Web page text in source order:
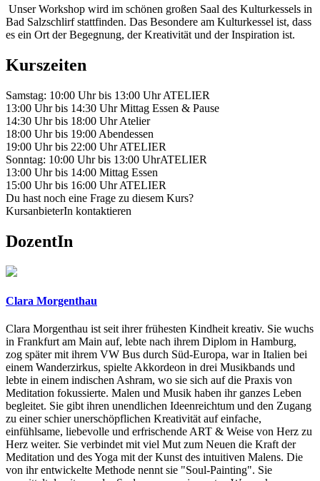
Unser Workshop wird im schönen großen Saal des Kulturkessels in
Bad Salzschlirf stattfinden. Das Besondere am Kulturkessel ist, dass
es ein Ort der Begegnung, der Kreativität und der Inspiration ist.
Kurszeiten
Samstag: 10:00 Uhr bis 13:00 Uhr ATELIER
13:00 Uhr bis 14:30 Uhr Mittag Essen & Pause
14:30 Uhr bis 18:00 Uhr Atelier
18:00 Uhr bis 19:00 Abendessen
19:00 Uhr bis 22:00 Uhr ATELIER
Sonntag: 10:00 Uhr bis 13:00 UhrATELIER
13:00 Uhr bis 14:00 Mittag Essen
15:00 Uhr bis 16:00 Uhr ATELIER
Du hast noch eine Frage zu diesem Kurs?
KursanbieterIn kontaktieren
DozentIn
Clara Morgenthau
Clara Morgenthau ist seit ihrer frühesten Kindheit kreativ. Sie wuchs
in Frankfurt am Main auf, lebte nach ihrem Diplom in Hamburg,
zog später mit ihrem VW Bus durch Süd-Europa, war in Italien bei
einem Wanderzirkus, spielte Akkordeon in drei Musikbands und
lebte in einem indischen Ashram, wo sie sich auf die Praxis von
Meditation fokussierte. Malen und Musik haben ihr ganzes Leben
begleitet. Sie gibt ihren unendlichen Ideenreichtum und den Zugang
zu einer schier unerschöpflichen Kreativität auf einfache,
einfühlsame, liebevolle und erfrischende ART & Weise von Herz zu
Herz weiter. Sie verbindet mit viel Mut zum Neuen die Kraft der
Meditation und des Yoga mit der Kunst des intuitiven Malens. Die
von ihr entwickelte Methode nennt sie "Soul-Painting". Sie